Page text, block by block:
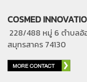
COSMED
228/488 หมู่ 6 ตำบลอ้
สมุทรสาคร 74130